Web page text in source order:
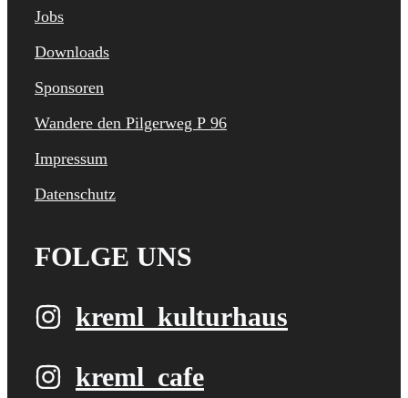
Jobs
Downloads
Sponsoren
Wandere den Pilgerweg P 96
Impressum
Datenschutz
FOLGE UNS
kreml_kulturhaus
kreml_cafe